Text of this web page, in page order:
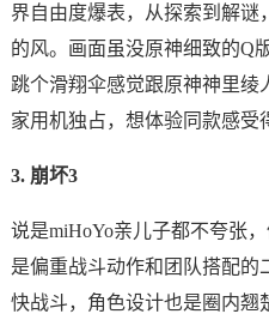
界自由度爆表，从探索到解谜
的风。画面虽没原神细致的Q
跳个滑翔伞感觉跟原神神里
家用机独占，想体验同款感受
3. 崩坏3
说是miHoYo亲儿子都不夸张
是偏重战斗动作和团队搭配的
快战斗，角色设计也是圈内翘